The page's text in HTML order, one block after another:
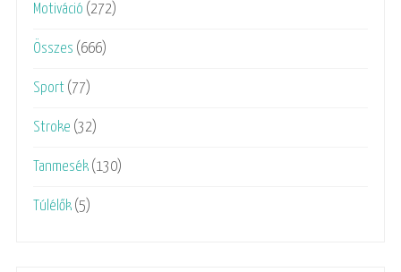
Motiváció (272)
Összes (666)
Sport (77)
Stroke (32)
Tanmesék (130)
Túlélők (5)